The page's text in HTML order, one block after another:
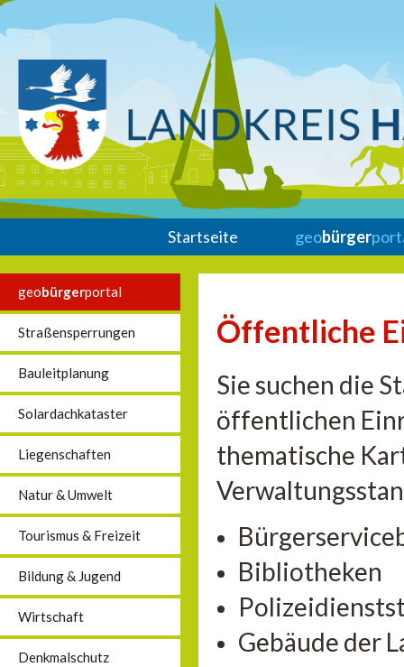
Startseite geobürger
geobürgerportal
Straßensperrungen
Bauleitplanung
Solardachkataster
Liegenschaften
Natur & Umwelt
Tourismus & Freizeit
Bildung & Jugend
Wirtschaft
Denkmalschutz
Öffentliche
Sie suchen die
öffentlichen
thematische
Bibliotheken
Gebäude der